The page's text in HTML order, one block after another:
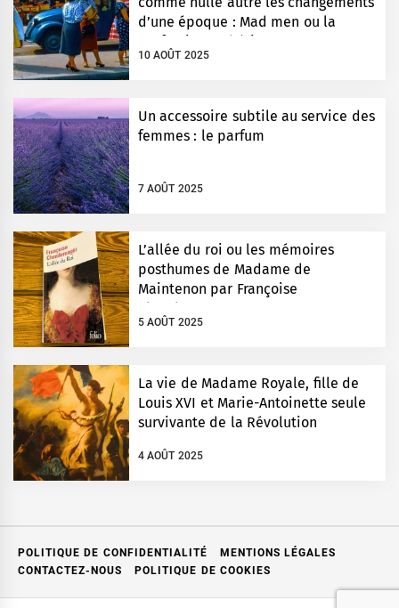
d’une époque : Mad men ou la
perfection esthétique
10 AOÛT 2025
Un accessoire subtile au service des
femmes : le parfum
7 AOÛT 2025
L’allée du roi ou les mémoires
posthumes de Madame de
Maintenon par Françoise
Chandernagor
5 AOÛT 2025
La vie de Madame Royale, fille de
Louis XVI et Marie-Antoinette seule
survivante de la Révolution
4 AOÛT 2025
POLITIQUE DE CONFIDENTIALITÉ
MENTIONS LÉGALES
CONTACTEZ-NOUS
POLITIQUE DE COOKIES